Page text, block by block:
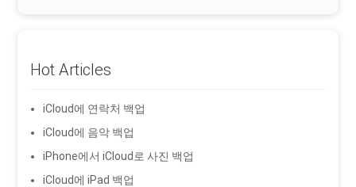
Hot Articles
iCloud에 연락처 백업
iCloud에 음악 백업
iPhone에서 iCloud로 사진 백업
iCloud에 iPad 백업